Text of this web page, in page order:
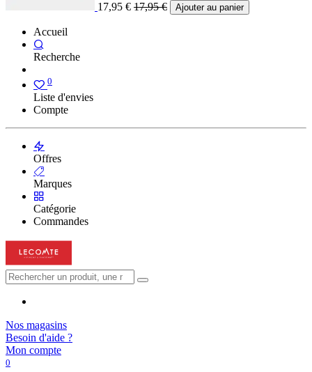
17,95 € 17,95€ Ajouter au panier
Accueil
Recherche
0
Liste d'envies
Compte
Offres
Marques
Catégorie
Commandes
Nos magasins
Besoin d'aide ?
Mon compte
0